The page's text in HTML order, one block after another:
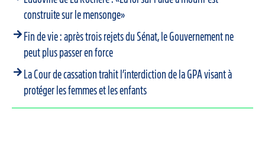
construite sur le mensonge»
Fin de vie : après trois rejets du Sénat, le Gouvernement ne
peut plus passer en force
La Cour de cassation trahit l’interdiction de la GPA visant à
protéger les femmes et les enfants